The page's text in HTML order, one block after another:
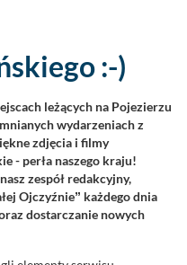
w lewo z
się mała wiosna
3903
:-)
leżących na Pojezierzu
wydarzeniach z
zdjęcia i filmy
- perła naszego kraju!
zespół redakcyjny,
Ojczyźnie” każdego dnia
dostarczanie nowych